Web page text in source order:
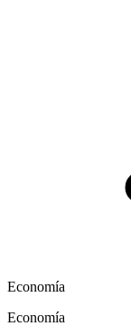
Economía
Economía